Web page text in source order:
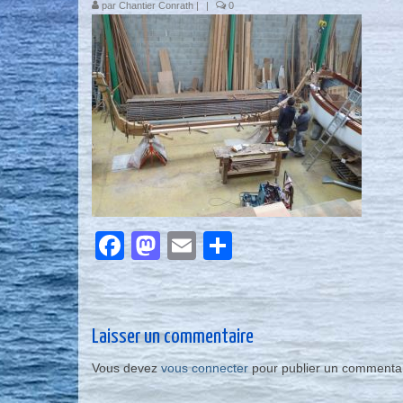
par Chantier Conrath | | 0
Facebook
Mastodon
EmailPartager
Laisser un commentaire
Vous devez vous connecter pour publier un